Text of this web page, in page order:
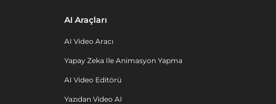
AI Araçları
AI Video Aracı
Yapay Zeka Ile Animasyon Yapma
AI Video Editörü
Yazıdan Video AI